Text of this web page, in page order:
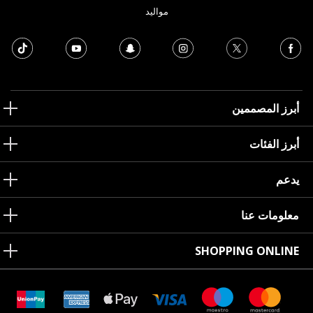
مواليد
أبرز المصممين
أبرز الفئات
يدعم
معلومات عنا
SHOPPING ONLINE